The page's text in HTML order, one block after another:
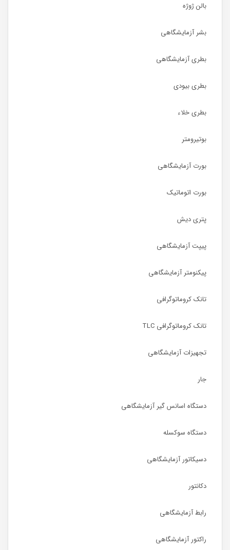
بالن ژوژه
بشر آزمایشگاهی
بطری آزمایشگاهی
بطری بیودی
بطری خلاء
بوتیرومتر
بورت آزمایشگاهی
بورت اتوماتیک
پتری دیش
پیپت آزمایشگاهی
پیکنومتر آزمایشگاهی
تانک کروماتوگرافی
تانک کروماتوگرافی TLC
تجهیزات آزمایشگاهی
جار
دستگاه اسانس گیر آزمایشگاهی
دستگاه سوکسله
دسیکاتور آزمایشگاهی
دکانتور
رابط آزمایشگاهی
راکتور آزمایشگاهی